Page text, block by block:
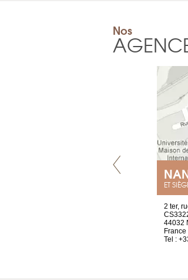
Nos
ET
2 ter,
44032
France
Tel :